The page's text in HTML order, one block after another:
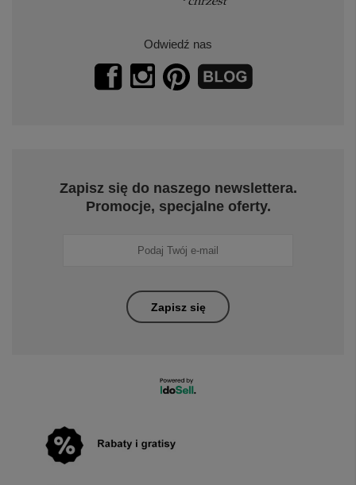
Odwiedź nas
Zapisz się do naszego newslettera.
Promocje, specjalne oferty.
Zapisz się